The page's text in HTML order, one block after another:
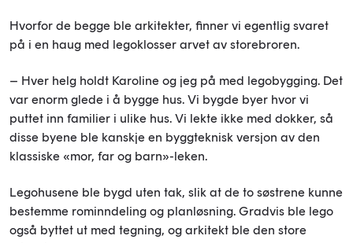
Hvorfor de begge ble arkitekter, finner vi egentlig svaret
på i en haug med legoklosser arvet av storebroren.
– Hver helg holdt Karoline og jeg på med legobygging. Det
var enorm glede i å bygge hus. Vi bygde byer hvor vi
puttet inn familier i ulike hus. Vi lekte ikke med dokker, så
disse byene ble kanskje en byggteknisk versjon av den
klassiske «mor, far og barn»-leken.
Legohusene ble bygd uten tak, slik at de to søstrene kunne
bestemme rominndeling og planløsning. Gradvis ble lego
også byttet ut med tegning, og arkitekt ble den store